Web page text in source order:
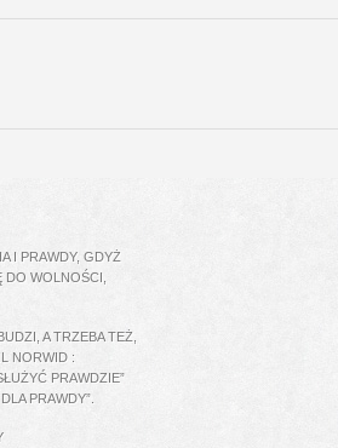
I PRAWDY, GDYŻ
WOLNOŚCI,
A TRZEBA TEŻ,
NORWID :
PRAWDZIE”
PRAWDY”.